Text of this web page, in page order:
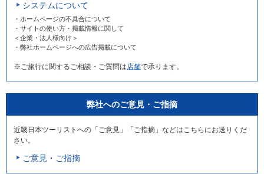
システムについて
・ホームページの不具合について
・サイトの使い方・掲載情報に関して
＜企業・法人様向け＞
・弊社ホームページへの広告掲載について
※ご旅行に関するご相談・ご質問は 店舗で承ります。
弊社へのご意見・ご指摘
近畿日本ツーリストへの「ご意見」「ご指摘」などはこちらにお送りくだ
さい。
ご意見・ご指摘